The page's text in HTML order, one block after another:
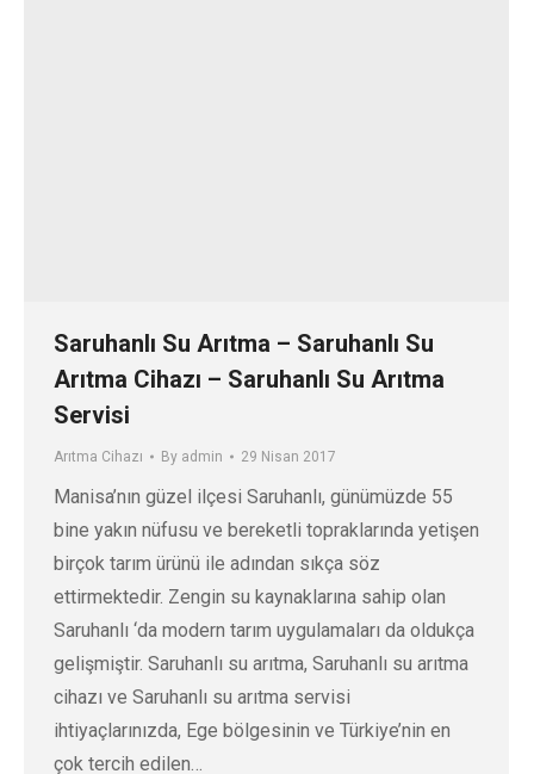
Saruhanlı Su Arıtma – Saruhanlı Su
Arıtma Cihazı – Saruhanlı Su Arıtma
Servisi
Arıtma Cihazı By admin 29 Nisan 2017
Manisa’nın güzel ilçesi Saruhanlı, günümüzde 55
bine yakın nüfusu ve bereketli topraklarında yetişen
birçok tarım ürünü ile adından sıkça söz
ettirmektedir. Zengin su kaynaklarına sahip olan
Saruhanlı ‘da modern tarım uygulamaları da oldukça
gelişmiştir. Saruhanlı su arıtma, Saruhanlı su arıtma
cihazı ve Saruhanlı su arıtma servisi
ihtiyaçlarınızda, Ege bölgesinin ve Türkiye’nin en
çok tercih edilen…